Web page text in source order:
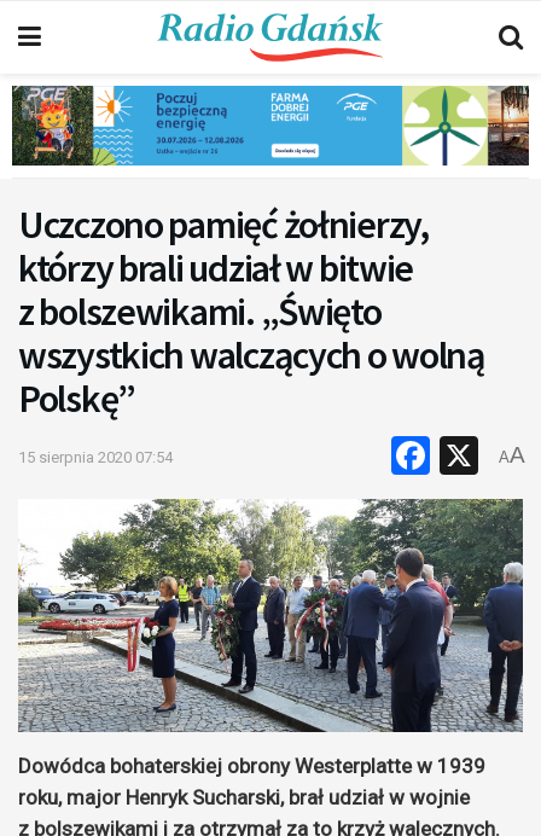
Uczczono pamięć żołnierzy,
którzy brali udział w bitwie
z bolszewikami. „Święto
wszystkich walczących o wolną
Polskę”
15 sierpnia 2020 07:54 X
AA
Dowódca bohaterskiej obrony Westerplatte w 1939
roku, major Henryk Sucharski, brał udział w wojnie
z bolszewikami i za otrzymał za to krzyż walecznych.